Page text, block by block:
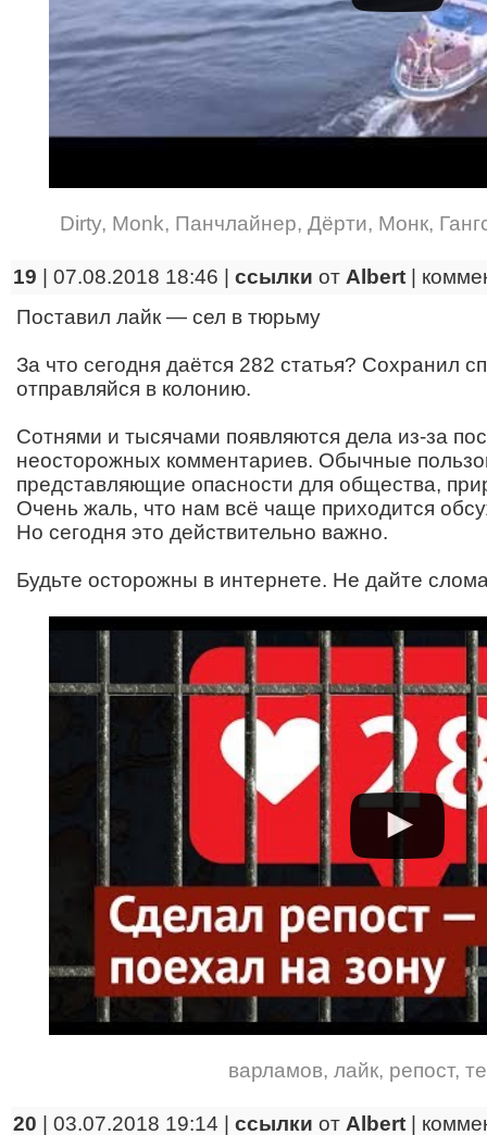
Dirty, Monk, Панчлайнер, Дёрти, Монк,
19 | 07.08.2018 18:46 | ссылки от Albert
Поставил лайк — сел в тюрьму
За что сегодня даётся 282 статья? Сохранил
отправляйся в колонию.
Сотнями и тысячами появляются дела из-за
неосторожных комментариев. Обычные
представляющие опасности для общества,
Очень жаль, что нам всё чаще приходится
Но сегодня это действительно важно.
Будьте осторожны в интернете. Не дайте
варламов, лайк, репост,
20 | 03.07.2018 19:14 | ссылки от Albert